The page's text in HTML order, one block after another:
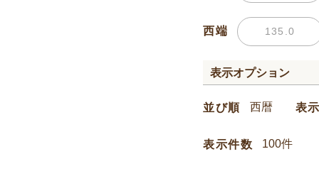
西端
表示オプション
並び順 表
表示件数